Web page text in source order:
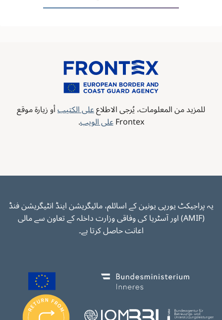
للمزيد من المعلومات، يُرجى الاطلاععلى الكتيبأو زيارة موقع
Frontex على الويب.
یہ پراجیکٹ یورپی یونین کے اسائلم، مائیگریشن اینڈ انٹیگریشن فنڈ
(AMIF) اور آسٹریا کی وفاقی وزارت داخلہ کے تعاون سے مالی
اعانت حاصل کرتا ہے۔
Image
Image
Image
Image